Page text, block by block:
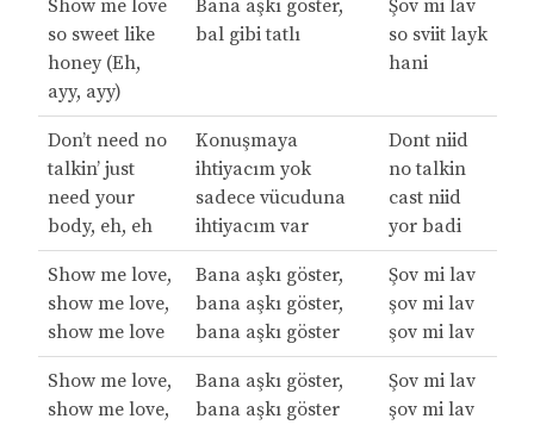
Show me love
so sweet like
honey (Eh,
ayy, ayy)
Bana aşkı göster,
bal gibi tatlı
Şov mi lav
so sviit layk
hani
Don’t need no
talkin’ just
need your
body, eh, eh
Konuşmaya
ihtiyacım yok
sadece vücuduna
ihtiyacım var
Dont niid
no talkin
cast niid
yor badi
Show me love,
show me love,
show me love
Bana aşkı göster,
bana aşkı göster,
bana aşkı göster
Şov mi lav
şov mi lav
şov mi lav
Show me love,
show me love,
Bana aşkı göster,
bana aşkı göster
Şov mi lav
şov mi lav